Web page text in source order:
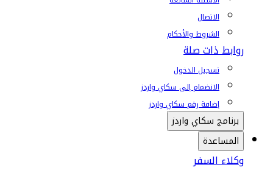
الاتصال
الشروط والأحكام
روابط ذات صلة
تسجيل الدخول
الانضمام إلى سكاي واردز
إضافة رقم سكاي واردز
برنامج سكاي واردز
المساعدة
وكلاء السفر